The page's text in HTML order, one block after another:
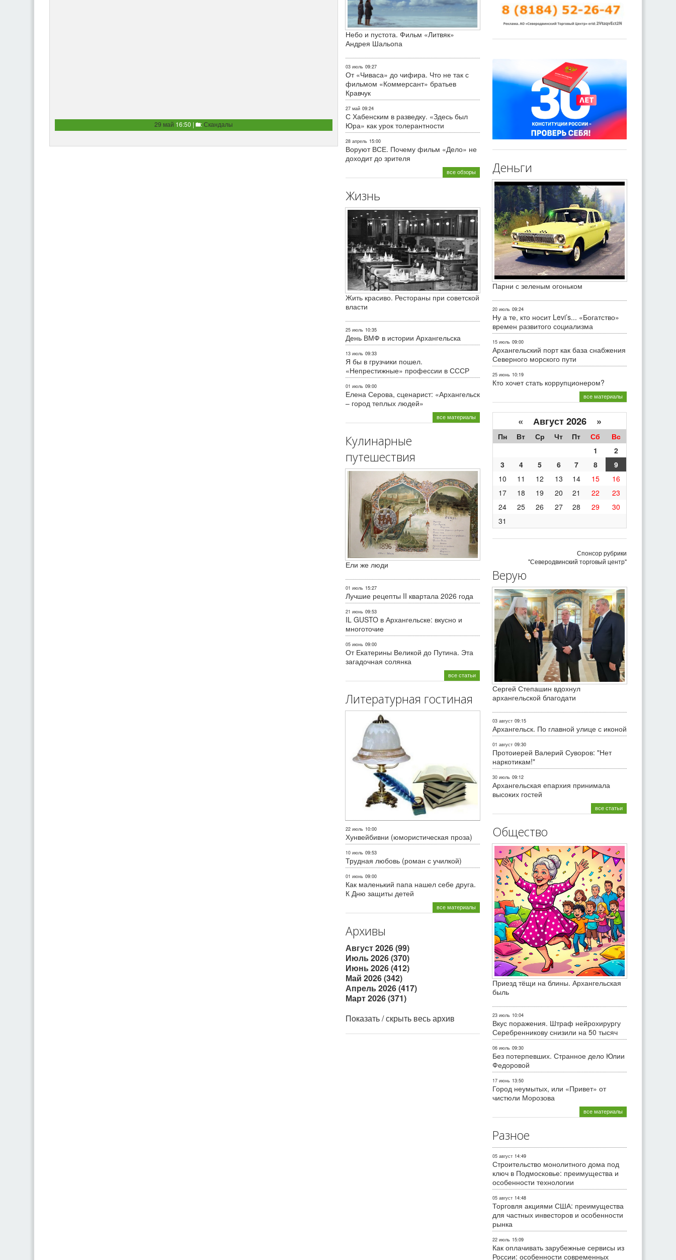
29 май 16:50 | :Скандалы
Небо и пустота. Фильм «Литвяк»
Андрея Шальопа
03 июль 09:27
От «Чиваса» до чифира. Что не так с
фильмом «Коммерсант» братьев
Кравчук
27 май 09:24
С Хабенским в разведку. «Здесь был
Юра» как урок толерантности
28 апрель 15:00
Воруют ВСЕ. Почему фильм «Дело» не
доходит до зрителя
все обзоры
Жизнь
Жить красиво. Рестораны при советской
власти
25 июль 10:35
День ВМФ в истории Архангельска
13 июль 09:33
Я бы в грузчики пошел.
«Непрестижные» профессии в СССР
01 июль 09:00
Елена Серова, сценарист: «Архангельск
– город теплых людей»
все материалы
Кулинарные
путешествия
Ели же люди
01 июль 15:27
Лучшие рецепты II квартала 2026 года
21 июнь 09:53
IL GUSTO в Архангельске: вкусно и
многоточие
05 июнь 09:00
От Екатерины Великой до Путина. Эта
загадочная солянка
все статьи
Литературная гостиная
22 июль 10:00
Хунвейбивни (юмористическая проза)
10 июль 09:53
Трудная любовь (роман с училкой)
01 июнь 09:00
Как маленький папа нашел себе друга.
К Дню защиты детей
все материалы
Архивы
Август 2026 (99)
Июль 2026 (370)
Июнь 2026 (412)
Май 2026 (342)
Апрель 2026 (417)
Март 2026 (371)
Показать / скрыть весь архив
Деньги
Парни с зеленым огоньком
20 июль 09:24
Ну а те, кто носит Levi’s... «Богатство»
времен развитого социализма
15 июль 09:00
Архангельский порт как база снабжения
Северного морского пути
25 июнь 10:19
Кто хочет стать коррупционером?
все материалы
« Август 2026 »
Пн Вт Ср Чт Пт Сб
Вс
1
2
3
4 5 6 7 8
9
10
11 12 13 14 15
16
17
18 19 20 21 22
23
24
25 26 27 28 29
30
31
Спонсор рубрики
"Северодвинский торговый центр"
Верую
Сергей Степашин вдохнул
архангельской благодати
03 август 09:15
Архангельск. По главной улице с иконой
01 август 09:30
Протоиерей Валерий Суворов: "Нет
наркотикам!"
30 июль 09:12
Архангельская епархия принимала
высоких гостей
все статьи
Общество
Приезд тёщи на блины. Архангельская
быль
23 июль 10:04
Вкус поражения. Штраф нейрохирургу
Серебренникову снизили на 50 тысяч
06 июль 09:30
Без потерпевших. Странное дело Юлии
Федоровой
17 июнь 13:50
Город неумытых, или «Привет» от
чистюли Морозова
все материалы
Разное
05 август 14:49
Строительство монолитного дома под
ключ в Подмосковье: преимущества и
особенности технологии
05 август 14:48
Торговля акциями США: преимущества
для частных инвесторов и особенности
рынка
22 июль 15:09
Как оплачивать зарубежные сервисы из
России: особенности современных